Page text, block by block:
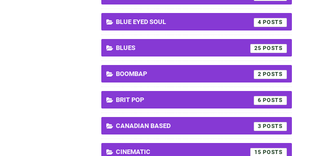
BLUE EYED SOUL 4
BLUES 25
BOOMBAP 2
BRIT POP 6
CANADIAN BASED 3
CINEMATIC 15